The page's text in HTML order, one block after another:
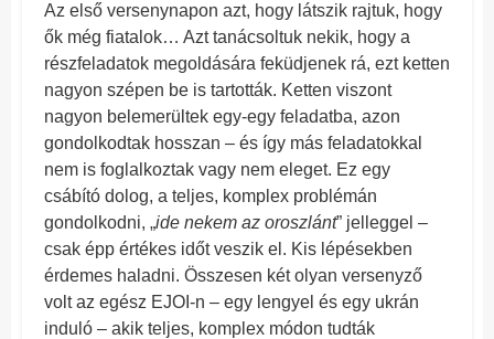
Az első versenynapon azt, hogy látszik rajtuk, hogy
ők még fiatalok… Azt tanácsoltuk nekik, hogy a
részfeladatok megoldására feküdjenek rá, ezt ketten
nagyon szépen be is tartották. Ketten viszont
nagyon belemerültek egy-egy feladatba, azon
gondolkodtak hosszan – és így más feladatokkal
nem is foglalkoztak vagy nem eleget. Ez egy
csábító dolog, a teljes, komplex problémán
gondolkodni, „ide nekem az oroszlánt” jelleggel –
csak épp értékes időt veszik el. Kis lépésekben
érdemes haladni. Összesen két olyan versenyző
volt az egész EJOI-n – egy lengyel és egy ukrán
induló – akik teljes, komplex módon tudták